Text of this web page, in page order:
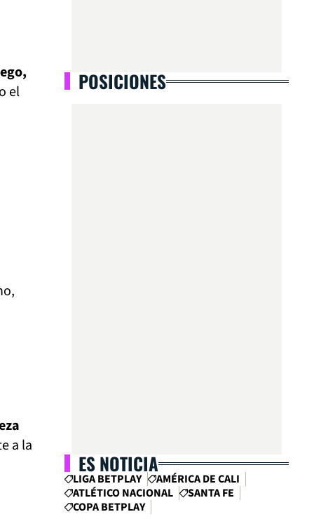
el
a la
POSICIONES
ES NOTICIA
LIGA BETPLAY
AMÉRICA DE CALI
ATLÉTICO NACIONAL
SANTA FE
COPA BETPLAY